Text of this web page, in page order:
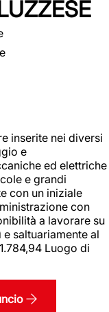
inserite nei diversi
e
ed elettriche
e grandi
con un iniziale
con
a lavorare su
saltuariamente al
Luogo di